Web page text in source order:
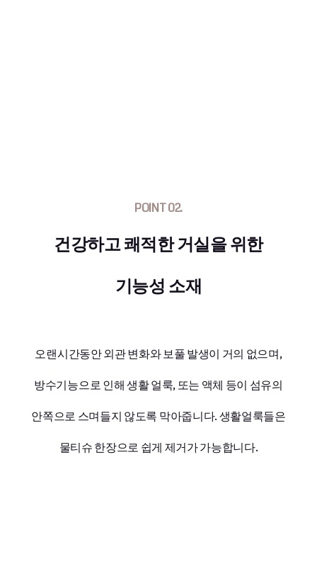
POINT 02.
건강하고 쾌적한 거실을 위한
기능성 소재
오랜시간동안 외관 변화와 보풀 발생이 거의 없으며,
방수기능으로 인해 생활 얼룩, 또는 액체 등이 섬유의
안쪽으로 스며들지 않도록 막아줍니다. 생활얼룩들은
물티슈 한장으로 쉽게 제거가 가능합니다.